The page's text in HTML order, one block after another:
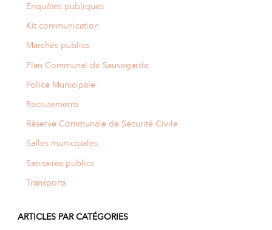
Enquêtes publiques
Kit communication
Marchés publics
Plan Communal de Sauvegarde
Police Municipale
Recrutements
Réserve Communale de Sécurité Civile
Salles municipales
Sanitaires publics
Transports
ARTICLES PAR CATÉGORIES